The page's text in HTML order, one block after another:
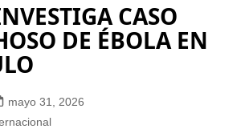
CASO
DE ÉBOLA EN
mayo 31, 2026